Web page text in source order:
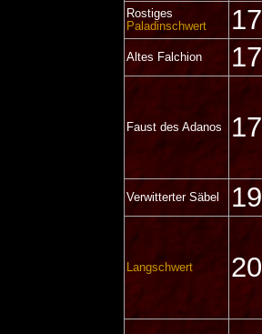
Rostiges
Paladinschwert
17
Altes Falchion 17
Faust des Adanos 17
Verwitterter Säbel 19
Langschwert 20